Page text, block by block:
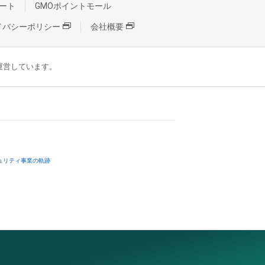
ト GMOポイントモール
バシーポリシー 会社概要
しています。
リティ事業の軌跡